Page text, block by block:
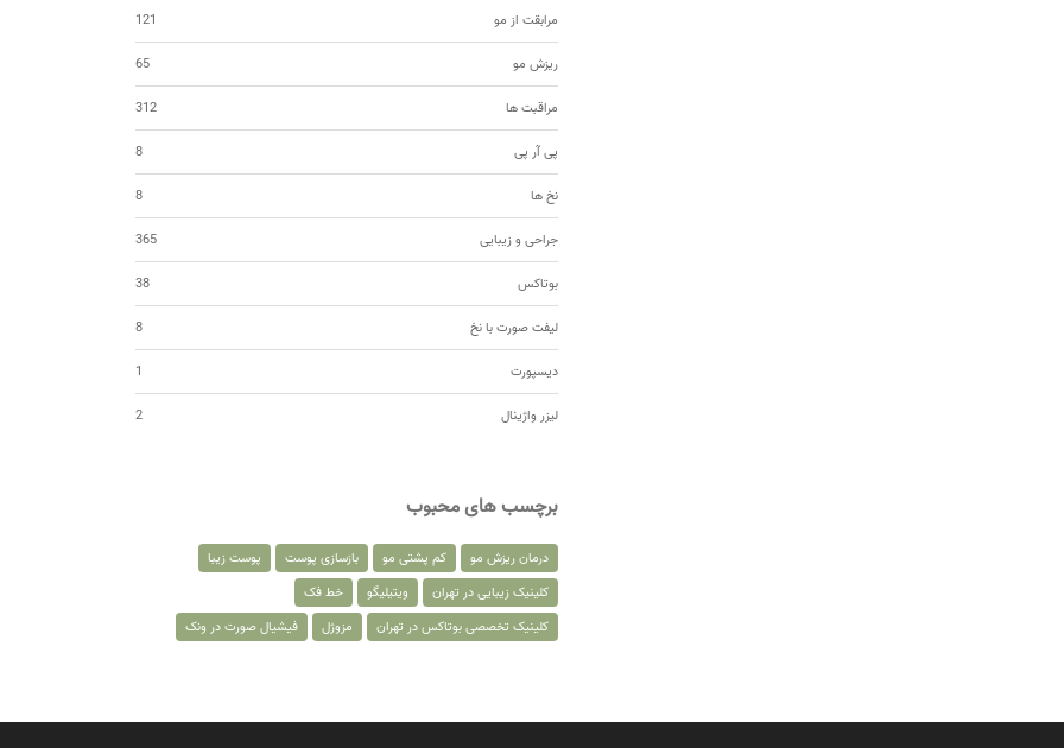
مرابقت از مو 121
ریزش مو 65
مراقبت ها 312
پی آر پی 8
نخ ها 8
جراحی و زیبایی 365
بوتاکس 38
لیفت صورت با نخ 8
دیسپورت 1
لیزر واژینال 2
برچسب های محبوب
درمان ریزش مو کم پشتی مو بازسازی پوست
پوست زیبا
کلینیک زیبایی در تهران
ویتیلیگو
خط فک
کلینیک تخصصی بوتاکس در تهران
مزوژل فیشیال صورت در ونک